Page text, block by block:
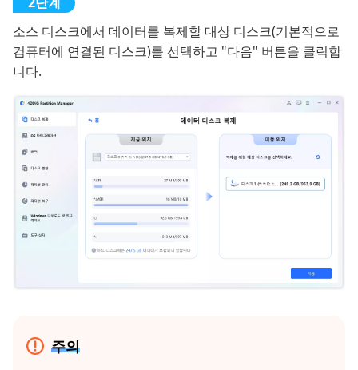
소스 디스크에서 데이터를 복제할 대상 디스크(기본적으로
컴퓨터에 연결된 디스크)를 선택하고 "다음" 버튼을 클릭합
니다.
주의